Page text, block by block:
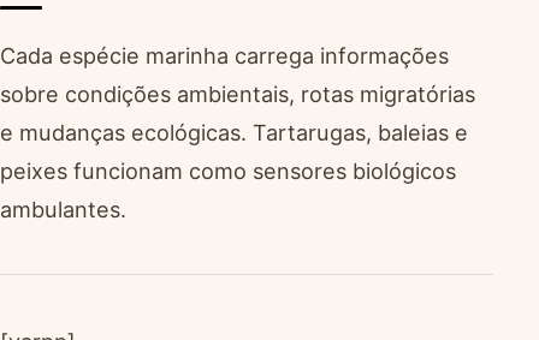
Cada espécie marinha carrega informações
sobre condições ambientais, rotas migratórias
e mudanças ecológicas. Tartarugas, baleias e
peixes funcionam como sensores biológicos
ambulantes.